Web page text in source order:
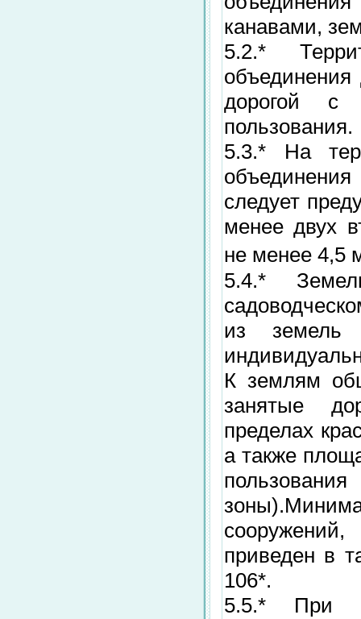
канавами,
5.2.*
дорогой с
пользования.
5.3.* На
следует
менее двух
не менее 4,5
5.4.*
из земель
К землям
занятые
пределах
а также
приведен в
106*.
5.5.* При